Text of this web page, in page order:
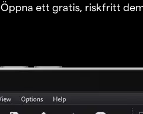
Öppna ett gratis, riskfritt